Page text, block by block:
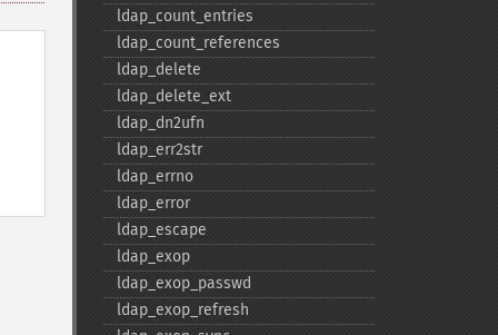
ldap_​count_​entries
ldap_​count_​references
ldap_​delete
ldap_​delete_​ext
ldap_​dn2ufn
ldap_​err2str
ldap_​errno
ldap_​error
ldap_​escape
ldap_​exop
ldap_​exop_​passwd
ldap_​exop_​refresh